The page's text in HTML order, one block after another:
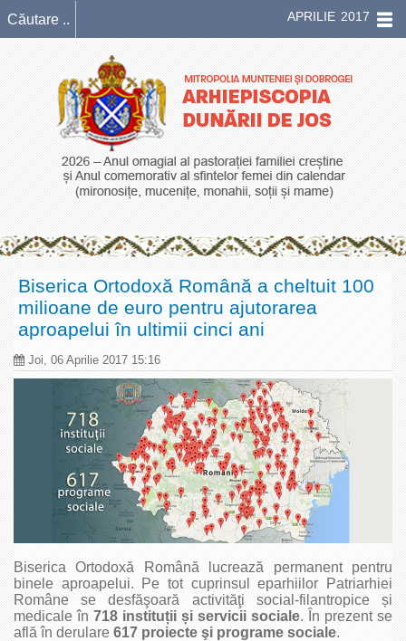
APRILIE 2017
Biserica Ortodoxă Română a cheltuit 100
milioane de euro pentru ajutorarea
aproapelui în ultimii cinci ani
Joi, 06 Aprilie 2017 15:16
Biserica Ortodoxă Română lucrează permanent pentru
binele aproapelui. Pe tot cuprinsul eparhiilor Patriarhiei
Române se desfăşoară activităţi social-filantropice și
medicale în 718 instituții și servicii sociale. În prezent se
află în derulare 617 proiecte şi programe sociale.